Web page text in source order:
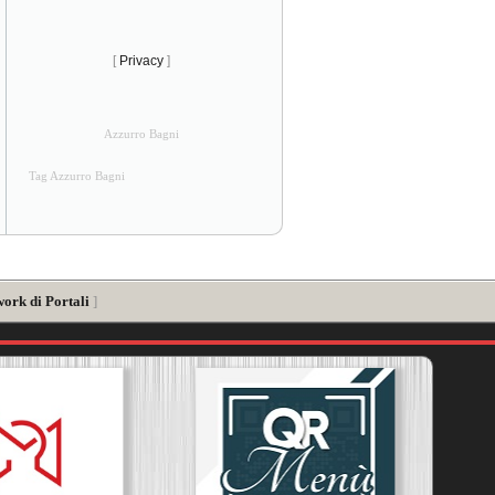
[ Privacy ]
Azzurro Bagni
Tag Azzurro Bagni
di Portali ]